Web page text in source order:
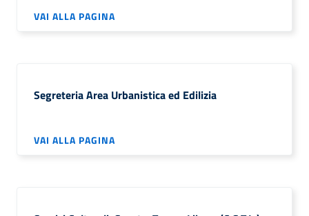
VAI ALLA PAGINA
Segreteria Area Urbanistica ed Edilizia
VAI ALLA PAGINA